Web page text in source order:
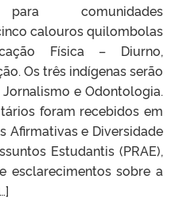
comunidades
calouros quilombolas
Física – Diurno,
Os três indígenas serão
e Odontologia.
foram recebidos em
Afirmativas e Diversidade
Estudantis (PRAE),
esclarecimentos sobre a